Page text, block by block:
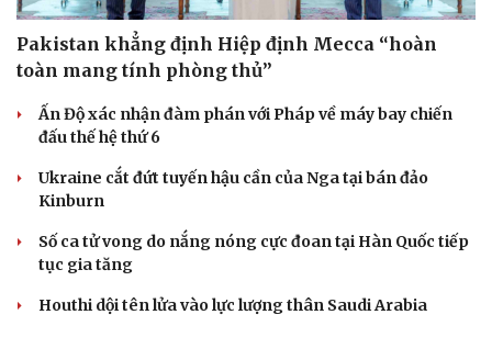
Pakistan khẳng định Hiệp định Mecca “hoàn
toàn mang tính phòng thủ”
Ấn Độ xác nhận đàm phán với Pháp về máy bay chiến
đấu thế hệ thứ 6
Ukraine cắt đứt tuyến hậu cần của Nga tại bán đảo
Kinburn
Số ca tử vong do nắng nóng cực đoan tại Hàn Quốc tiếp
tục gia tăng
Houthi dội tên lửa vào lực lượng thân Saudi Arabia